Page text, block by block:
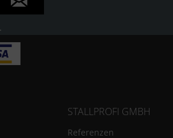
STALLPROFI GMBH
Referenzen